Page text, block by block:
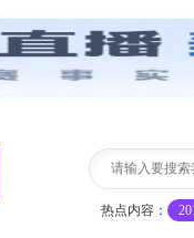
热点内容：